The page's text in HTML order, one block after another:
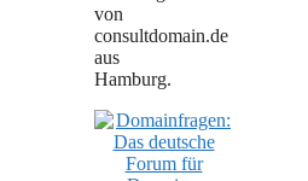
von
consultdomain.de
aus
Hamburg.